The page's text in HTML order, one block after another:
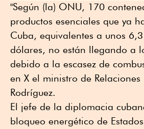
"Según (la) ONU, 170
productos esenciales que ya
Cuba, equivalentes a unos
dólares, no están llegando a
debido a la escasez de
en X el ministro de Relaciones
Rodríguez.
El jefe de la diplomacia
bloqueo energético de